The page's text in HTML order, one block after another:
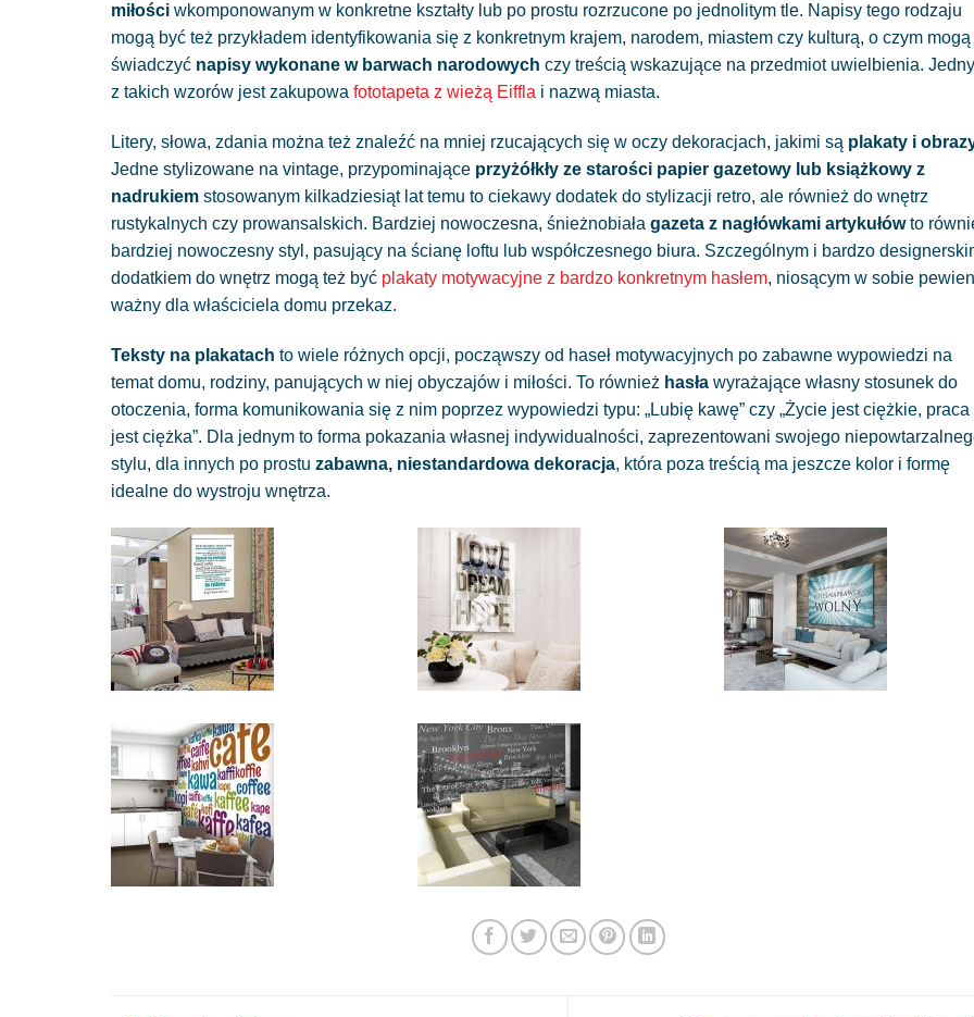
miłości wkomponowanym w konkretne kształty lub po prostu rozrzucone po jednolitym tle. Napisy tego rodzaju
mogą być też przykładem identyfikowania się z konkretnym krajem, narodem, miastem czy kulturą, o czym mogą
świadczyć napisy wykonane w barwach narodowych czy treścią wskazujące na przedmiot uwielbienia.
z takich wzorów jest zakupowa fototapeta z wieżą Eiffla i nazwą miasta.
Litery, słowa, zdania można też znaleźć na mniej rzucających się w oczy dekoracjach, jakimi są plakaty i
Jedne stylizowane na vintage, przypominające przyżółkły ze starości papier gazetowy lub książkowy z
nadrukiem stosowanym kilkadziesiąt lat temu to ciekawy dodatek do stylizacji retro, ale również do wnętrz
rustykalnych czy prowansalskich. Bardziej nowoczesna, śnieżnobiała gazeta z nagłówkami artykułówto
bardziej nowoczesny styl, pasujący na ścianę loftu lub współczesnego biura. Szczególnym i bardzo
dodatkiem do wnętrz mogą też być plakaty motywacyjne z bardzo konkretnym hasłem, niosącym w sobie pewien
ważny dla właściciela domu przekaz.
Teksty na plakatach to wiele różnych opcji, począwszy od haseł motywacyjnych po zabawne wypowiedzi na
temat domu, rodziny, panujących w niej obyczajów i miłości. To również hasła wyrażające własny stosunek do
otoczenia, forma komunikowania się z nim poprzez wypowiedzi typu: „Lubię kawę” czy „Życie jest ciężkie, praca
jest ciężka”. Dla jednym to forma pokazania własnej indywidualności, zaprezentowani swojego
stylu, dla innych po prostu zabawna, niestandardowa dekoracja, która poza treścią ma jeszcze kolor i formę
idealne do wystroju wnętrza.